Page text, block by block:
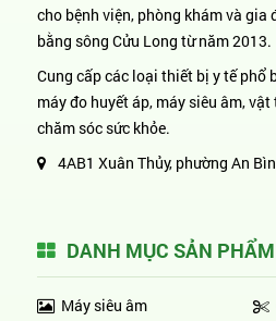
cho bệnh viện, phòng khám và gia
bằng sông Cửu Long từ năm 2013.
Cung cấp các loại thiết bị y tế phổ
máy đo huyết áp, máy siêu âm,
chăm sóc sức khỏe.
4AB1 Xuân Thủy, phường An
DANH MỤC SẢN PHẨM
Máy siêu âm